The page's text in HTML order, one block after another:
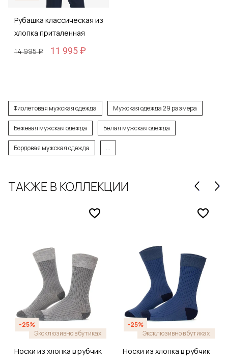
Рубашка классическая из
хлопка приталенная
14 995 ₽
11 995 ₽
Фиолетовая мужская одежда Мужская одежда 29 размера
Бежевая мужская одежда Белая мужская одежда
Бордовая мужская одежда ...
ТАКЖЕ В КОЛЛЕКЦИИ
-25%
Эксклюзивно в бутиках
Носки из хлопка в рубчик
-25%
Эксклюзивно в бутиках
Носки из хлопка в рубчик